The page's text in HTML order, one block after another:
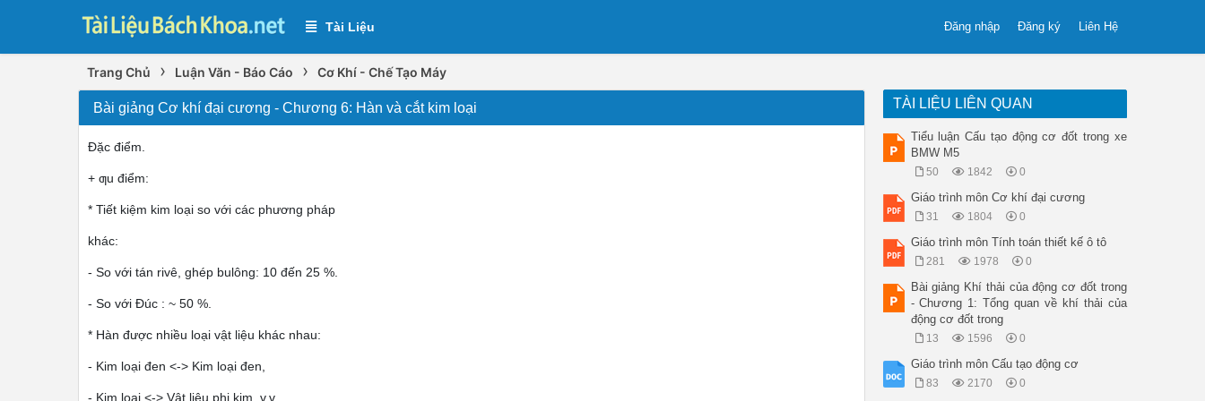
Tài Liệu Liên Hệ
Đăng ký
Đăng nhập
Trang Chủ › Luận Văn - Báo Cáo › Cơ Khí - Chế Tạo Máy
Bài giảng Cơ khí đại cương - Chương 6: Hàn và cắt kim loại
Đặc điểm.
+ ƣu điểm:
* Tiết kiệm kim loại so với các phương pháp
khác:
- So với tán rivê, ghép bulông: 10 đến 25 %.
- So với Đúc : ~ 50 %.
* Hàn được nhiều loại vật liệu khác nhau:
- Kim loại đen <-> Kim loại đen,
- Kim loại <-> Vật liệu phi kim, v.v.
TÀI LIỆU LIÊN QUAN
Tiểu luận Cấu tạo động cơ đốt trong xe
BMW M5
50 1842 0
Giáo trình môn Cơ khí đại cương
31 1804 0
Giáo trình môn Tính toán thiết kế ô tô
281 1978 0
Bài giảng Khí thải của động cơ đốt trong
- Chương 1: Tổng quan về khí thải của
động cơ đốt trong
13 1596 0
Giáo trình môn Cấu tạo động cơ
83 2170 0